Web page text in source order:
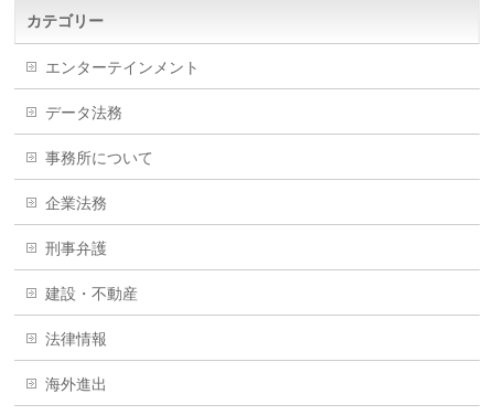
カテゴリー
エンターテインメント
データ法務
事務所について
企業法務
刑事弁護
建設・不動産
法律情報
海外進出